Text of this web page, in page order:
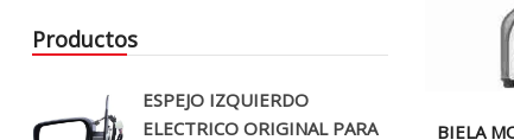
Productos
ESPEJO IZQUIERDO
ELECTRICO ORIGINAL PARA
BIELA